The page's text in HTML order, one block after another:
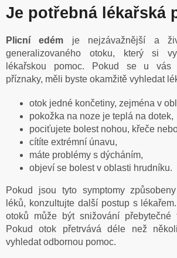
Je potřebná lékařská
Plicní edém je nejzávažnější a
generalizovaného otoku, který si
lékařskou pomoc. Pokud se u vás
příznaky, měli byste okamžitě vyhledat
otok jedné končetiny, zejména v
pokožka na noze je teplá na dotek,
pociťujete bolest nohou, křeče
cítíte extrémní únavu,
máte problémy s dýcháním,
objeví se bolest v oblasti hrudníku.
Pokud jsou tyto symptomy
léků, konzultujte další postup s
otoků může být snižování přebytečné
Pokud otok přetrvává déle než
vyhledat odbornou pomoc.